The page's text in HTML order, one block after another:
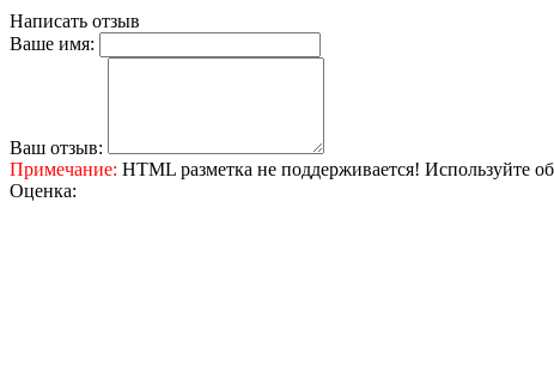
Написать отзыв
Ваше имя:
Ваш отзыв:
Примечание: HTML разметка не поддерживается! Используйте
Оценка: